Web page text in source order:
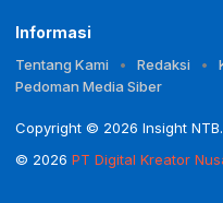
Informasi
Tentang Kami Redaksi
Pedoman Media Siber
Copyright © 2026 Insight
© 2026 PT Digital Kreator